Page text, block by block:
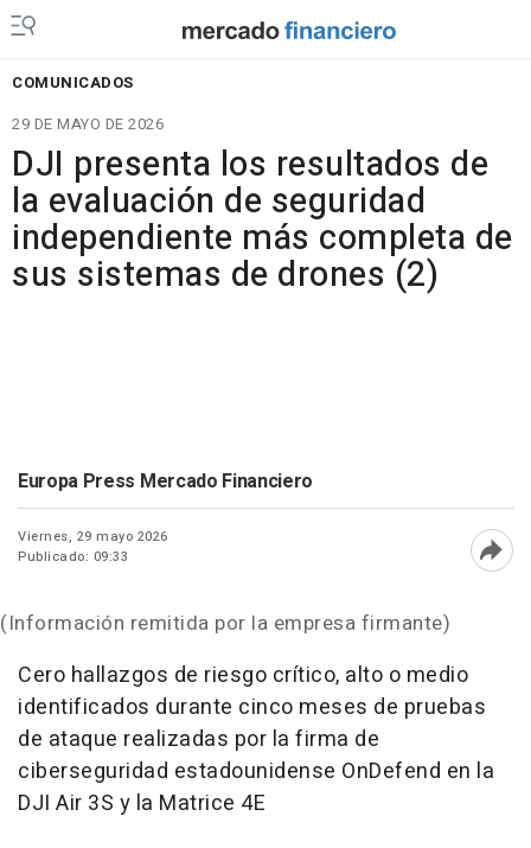
COMUNICADOS
29 DE MAYO DE 2026
DJI presenta los resultados de
la evaluación de seguridad
independiente más completa de
sus sistemas de drones (2)
Europa Press Mercado Financiero
Viernes, 29 mayo 2026
Publicado: 09:33
(Información remitida por la empresa firmante)
Cero hallazgos de riesgo crítico, alto o medio
identificados durante cinco meses de pruebas
de ataque realizadas por la firma de
ciberseguridad estadounidense OnDefend en la
DJI Air 3S y la Matrice 4E